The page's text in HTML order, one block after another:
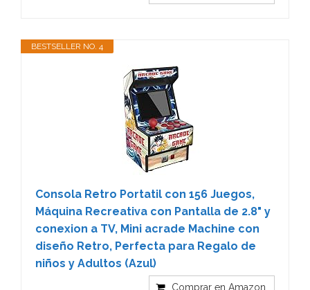
BESTSELLER NO. 4
Consola Retro Portatil con 156 Juegos,
Máquina Recreativa con Pantalla de 2.8" y
conexion a TV, Mini acrade Machine con
diseño Retro, Perfecta para Regalo de
niños y Adultos (Azul)
Comprar en Amazon